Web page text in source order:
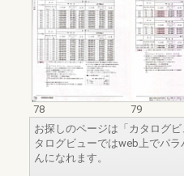
78
79
お探しのページは「カタログ
タログビューではweb上でパ
んになれます。